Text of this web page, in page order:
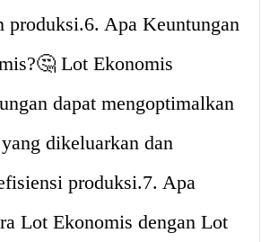
produksi.6. Apa Keuntungan
Lot Ekonomis
dapat mengoptimalkan
dikeluarkan dan
produksi.7. Apa
Lot Ekonomis dengan Lot